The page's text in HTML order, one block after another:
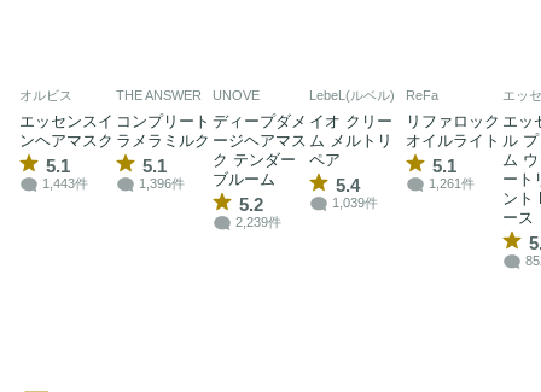
オルビス
エッセンスイ
ンヘアマスク
5.1
1,443件
THE ANSWER
コンプリート
ラメラミルク
5.1
1,396件
UNOVE
ディープダメ
ージヘアマス
ク テンダー
ブルーム
5.2
2,239件
LebeL(ルベル)
イオ クリー
ム メルトリ
ペア
5.4
1,039件
ReFa
リファロック
オイルライト
5.1
1,261件
エッ
エッ
ル
ム
ート
ント
ース